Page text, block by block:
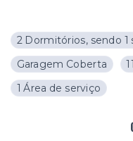
2 Dormitórios, sendo 1
Garagem Coberta
1 Área de serviço